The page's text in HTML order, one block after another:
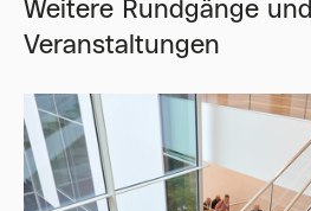
Weitere Rundgänge und
Veranstaltungen